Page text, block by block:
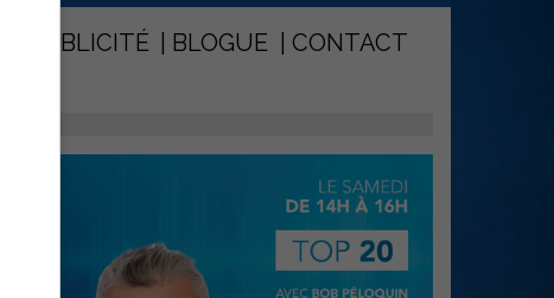
PUBLICITÉ BLOGUE CONTACT